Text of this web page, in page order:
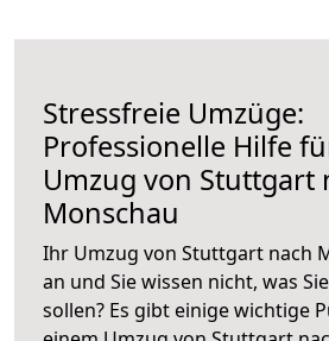
Stressfreie Umzüge:
Professionelle Hilfe
Umzug von Stuttgart
Monschau
Ihr Umzug von Stuttgart nach
an und Sie wissen nicht, was
sollen? Es gibt einige wichtige